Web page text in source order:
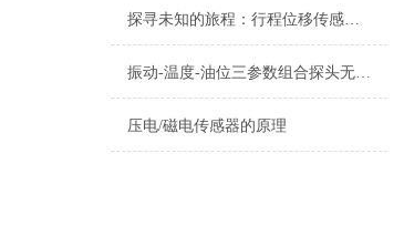
探寻未知的旅程：行程位移传感器的奇妙之旅
振动-温度-油位三参数组合探头无信号故障原因有哪些？
压电/磁电传感器的原理